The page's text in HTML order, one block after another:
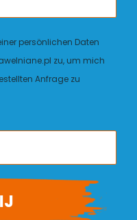
persönlichen Daten
zu, um mich
Anfrage zu